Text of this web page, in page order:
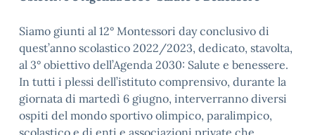
Siamo giunti al 12° Montessori day conclusivo di
quest’anno scolastico 2022/2023, dedicato, stavolta,
al 3° obiettivo dell’Agenda 2030: Salute e benessere.
In tutti i plessi dell’istituto comprensivo, durante la
giornata di martedì 6 giugno, interverranno diversi
ospiti del mondo sportivo olimpico, paralimpico,